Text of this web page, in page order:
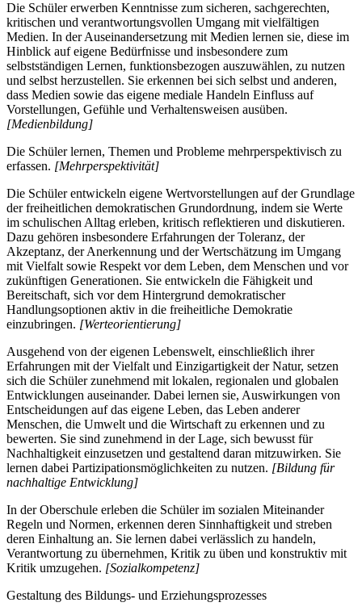
Die Schüler erwerben Kenntnisse zum sicheren, sachgerechten,
kritischen und verantwortungsvollen Umgang mit vielfältigen
Medien. In der Auseinandersetzung mit Medien lernen sie, diese im
Hinblick auf eigene Bedürfnisse und insbesondere zum
selbstständigen Lernen, funktionsbezogen auszuwählen, zu nutzen
und selbst herzustellen. Sie erkennen bei sich selbst und anderen,
dass Medien sowie das eigene mediale Handeln Einfluss auf
Vorstellungen, Gefühle und Verhaltensweisen ausüben.
[Medienbildung]
Die Schüler lernen, Themen und Probleme mehrperspektivisch zu
erfassen. [Mehrperspektivität]
Die Schüler entwickeln eigene Wertvorstellungen auf der Grundlage
der freiheitlichen demokratischen Grundordnung, indem sie Werte
im schulischen Alltag erleben, kritisch reflektieren und diskutieren.
Dazu gehören insbesondere Erfahrungen der Toleranz, der
Akzeptanz, der Anerkennung und der Wertschätzung im Umgang
mit Vielfalt sowie Respekt vor dem Leben, dem Menschen und vor
zukünftigen Generationen. Sie entwickeln die Fähigkeit und
Bereitschaft, sich vor dem Hintergrund demokratischer
Handlungsoptionen aktiv in die freiheitliche Demokratie
einzubringen. [Werteorientierung]
Ausgehend von der eigenen Lebenswelt, einschließlich ihrer
Erfahrungen mit der Vielfalt und Einzigartigkeit der Natur, setzen
sich die Schüler zunehmend mit lokalen, regionalen und globalen
Entwicklungen auseinander. Dabei lernen sie, Auswirkungen von
Entscheidungen auf das eigene Leben, das Leben anderer
Menschen, die Umwelt und die Wirtschaft zu erkennen und zu
bewerten. Sie sind zunehmend in der Lage, sich bewusst für
Nachhaltigkeit einzusetzen und gestaltend daran mitzuwirken. Sie
lernen dabei Partizipationsmöglichkeiten zu nutzen. [Bildung für
nachhaltige Entwicklung]
In der Oberschule erleben die Schüler im sozialen Miteinander
Regeln und Normen, erkennen deren Sinnhaftigkeit und streben
deren Einhaltung an. Sie lernen dabei verlässlich zu handeln,
Verantwortung zu übernehmen, Kritik zu üben und konstruktiv mit
Kritik umzugehen. [Sozialkompetenz]
Gestaltung des Bildungs- und Erziehungsprozesses